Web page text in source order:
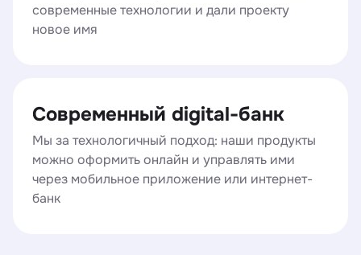
современные технологии и дали проекту
новое имя
Современный digital-банк
Мы за технологичный подход: наши продукты
можно оформить онлайн и управлять ими
через мобильное приложение или интернет-
банк